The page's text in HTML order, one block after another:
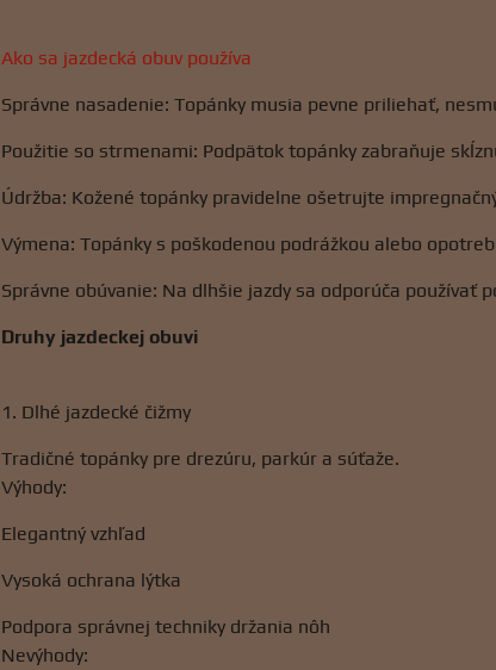
Ako sa jazdecká obuv používa
Správne nasadenie: Topánky musia pevne priliehať,
Použitie so strmenami: Podpätok topánky zabraňuje
Údržba: Kožené topánky pravidelne ošetrujte
Výmena: Topánky s poškodenou podrážkou alebo
Správne obúvanie: Na dlhšie jazdy sa odporúča používať
Druhy jazdeckej obuvi
1. Dlhé jazdecké čižmy
Tradičné topánky pre drezúru, parkúr a súťaže.
Výhody:
Elegantný vzhľad
Vysoká ochrana lýtka
Podpora správnej techniky držania nôh
Nevýhody: